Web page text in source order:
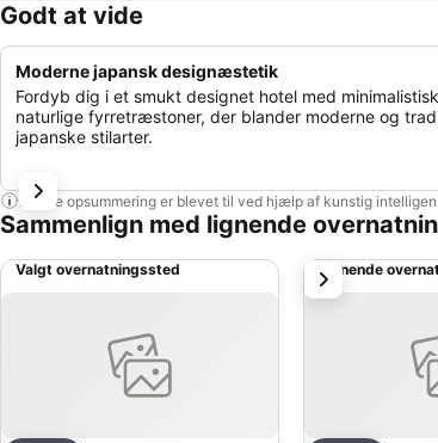
Godt at vide
Moderne japansk designæstetik
Fordyb dig i et smukt designet hotel med
naturlige fyrretræstoner, der blander moderne og
japanske stilarter.
Denne opsummering er blevet til ved hjælp af kunstig
Sammenlign med lignende
Valgt overnatningssted Lignende
næste